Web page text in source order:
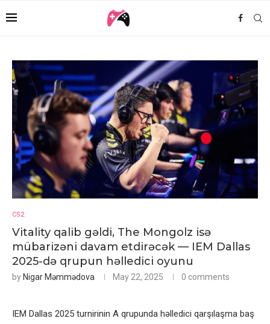
CS2
Vitality qalib gəldi, The Mongolz isə
mübarizəni davam etdirəcək — IEM Dallas
2025-də qrupun həlledici oyunu
by Nigar Məmmədova May 22, 2025 0 comments
IEM Dallas 2025 turnirinin A qrupunda həlledici qarşılaşma baş